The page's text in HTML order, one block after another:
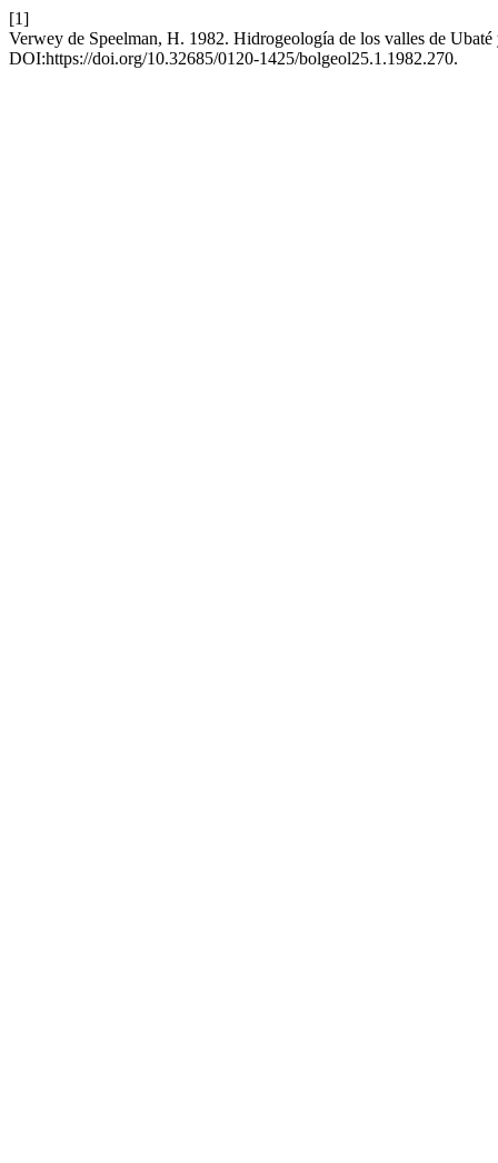
[1]
Verwey de Speelman, H. 1982. Hidrogeología de los valles de
DOI:https://doi.org/10.32685/0120-1425/bolgeol25.1.1982.270.